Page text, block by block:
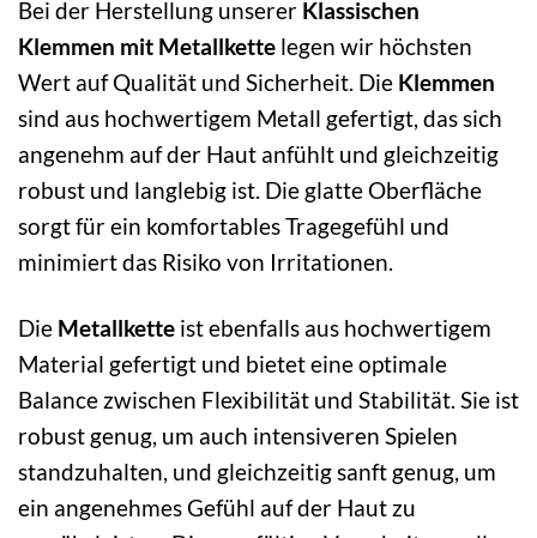
Bei der Herstellung unserer Klassischen
Klemmen mit Metallkette legen wir höchsten
Wert auf Qualität und Sicherheit. Die Klemmen
sind aus hochwertigem Metall gefertigt, das sich
angenehm auf der Haut anfühlt und gleichzeitig
robust und langlebig ist. Die glatte Oberfläche
sorgt für ein komfortables Tragegefühl und
minimiert das Risiko von Irritationen.
Die Metallkette ist ebenfalls aus hochwertigem
Material gefertigt und bietet eine optimale
Balance zwischen Flexibilität und Stabilität. Sie ist
robust genug, um auch intensiveren Spielen
standzuhalten, und gleichzeitig sanft genug, um
ein angenehmes Gefühl auf der Haut zu